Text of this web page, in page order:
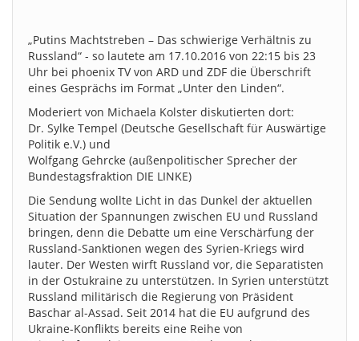
„Putins Machtstreben – Das schwierige Verhältnis zu
Russland“ - so lautete am 17.10.2016 von 22:15 bis 23
Uhr bei phoenix TV von ARD und ZDF die Überschrift
eines Gesprächs im Format „Unter den Linden“.
Moderiert von Michaela Kolster diskutierten dort:
Dr. Sylke Tempel (Deutsche Gesellschaft für Auswärtige
Politik e.V.) und
Wolfgang Gehrcke (außenpolitischer Sprecher der
Bundestagsfraktion DIE LINKE)
Die Sendung wollte Licht in das Dunkel der aktuellen
Situation der Spannungen zwischen EU und Russland
bringen, denn die Debatte um eine Verschärfung der
Russland-Sanktionen wegen des Syrien-Kriegs wird
lauter. Der Westen wirft Russland vor, die Separatisten
in der Ostukraine zu unterstützen. In Syrien unterstützt
Russland militärisch die Regierung von Präsident
Baschar al-Assad. Seit 2014 hat die EU aufgrund des
Ukraine-Konflikts bereits eine Reihe von